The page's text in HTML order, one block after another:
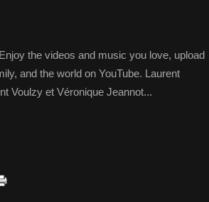
the videos and music you love, upload
and the world on YouTube. Laurent
Voulzy et Véronique Jeannot...